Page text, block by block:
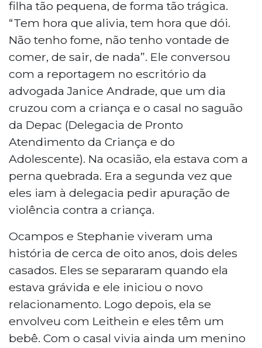
filha tão pequena, de forma tão trágica.
“Tem hora que alivia, tem hora que dói.
Não tenho fome, não tenho vontade de
comer, de sair, de nada”. Ele conversou
com a reportagem no escritório da
advogada Janice Andrade, que um dia
cruzou com a criança e o casal no saguão
da Depac (Delegacia de Pronto
Atendimento da Criança e do
Adolescente). Na ocasião, ela estava com a
perna quebrada. Era a segunda vez que
eles iam à delegacia pedir apuração de
violência contra a criança.
Ocampos e Stephanie viveram uma
história de cerca de oito anos, dois deles
casados. Eles se separaram quando ela
estava grávida e ele iniciou o novo
relacionamento. Logo depois, ela se
envolveu com Leithein e eles têm um
bebê. Com o casal vivia ainda um menino